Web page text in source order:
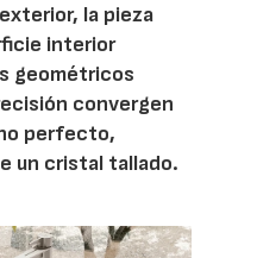
la pieza
interior
geométricos
convergen
perfecto,
un cristal tallado.